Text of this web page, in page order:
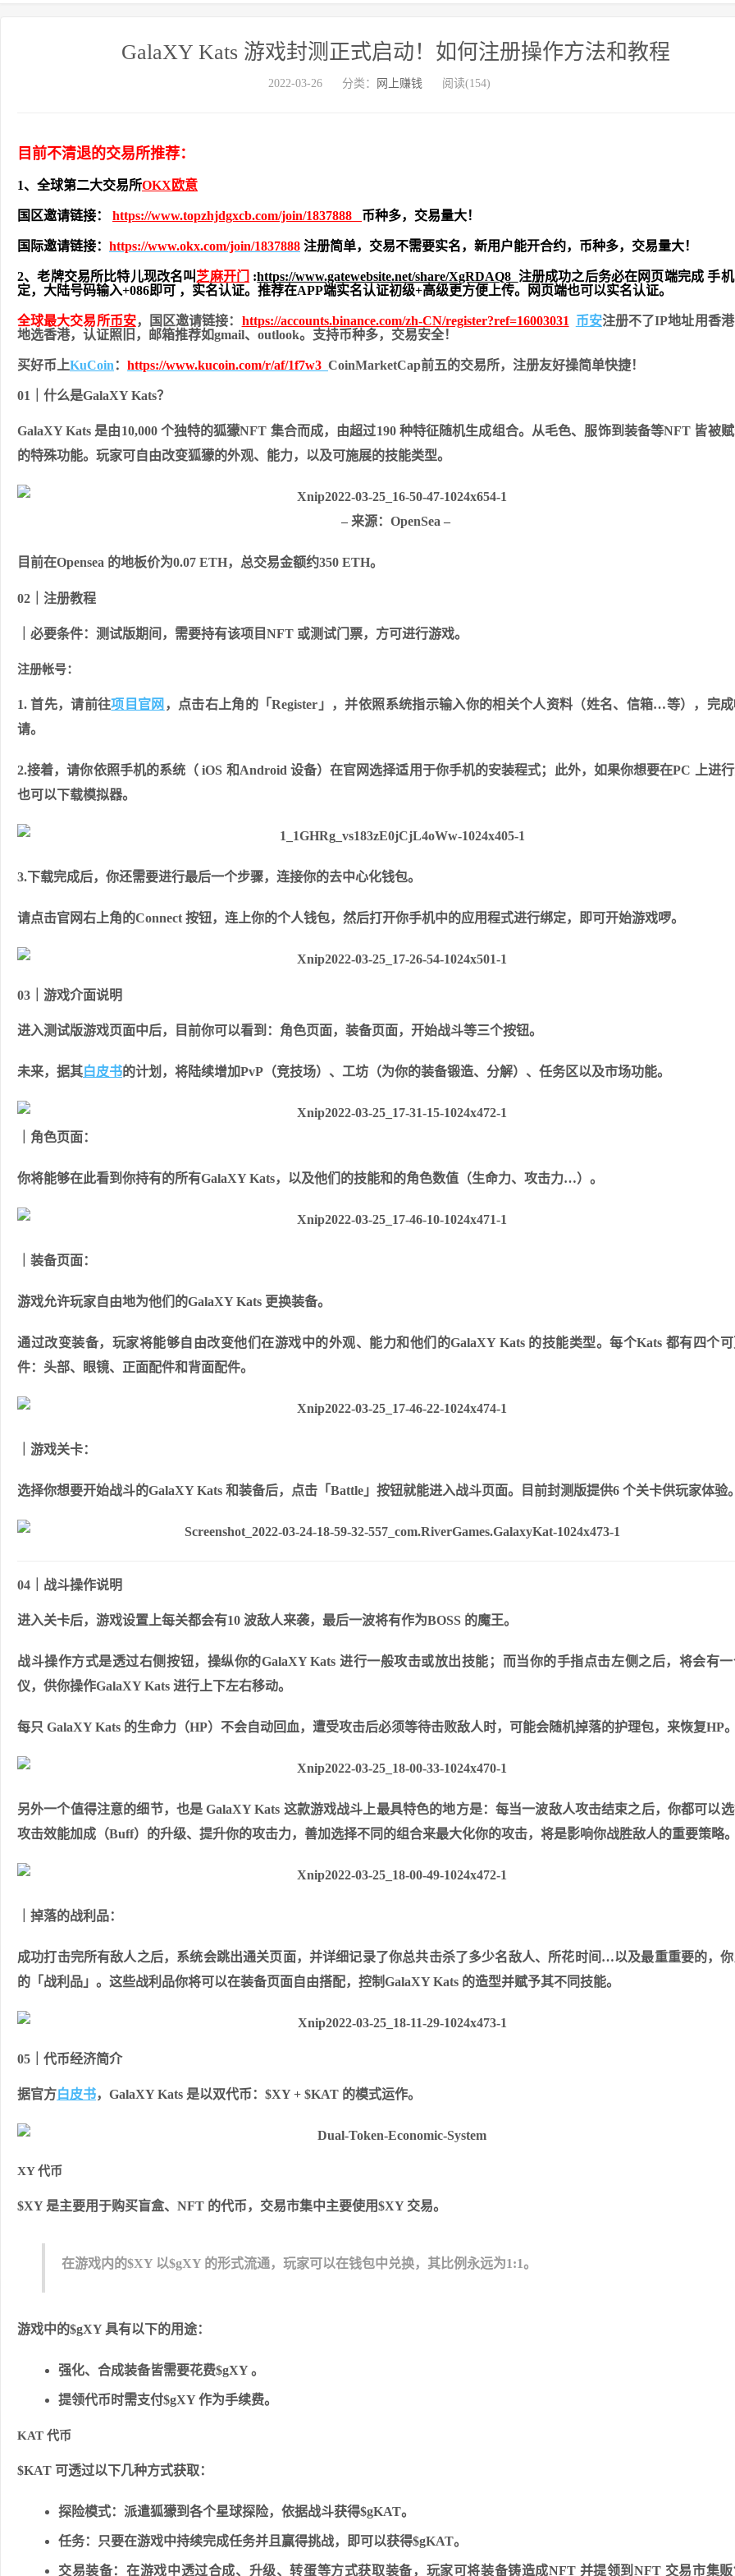
GalaXY Kats 游戏封测正式启动！如何注册操作方法和教程
2022-03-26 分类： 网上赚钱 阅读(154)
目前不清退的交易所推荐：
1、全球第二大交易所OKX欧意
国区邀请链接： https://www.topzhjdgxcb.com/join/1837888 币种多，交易量大！
国际邀请链接： https://www.okx.com/join/1837888 注册简单，交易不需要实名，新用户能开合约， 币种多，交易量大！
2、老牌交易所比特儿现改名叫 芝麻开门 :https://www.gatewebsite.net/share/XgRDAQ8 注册成功之后务必在网页端完成 手
定，大陆号码输入+086即可 ，实名认证。推荐在APP端实名认证初级+高级更方便上传。网页端也可以实名认证。
全球最大交易所币安，国区邀请链接： https://accounts.binance.com/zh-CN/register?ref=16003031 币安注册不了IP地址用香
地选香港，认证照旧， 邮箱推荐如gmail、outlook。支持币种多，交易安全！
买好币上KuCoin ： https://www.kucoin.com/r/af/1f7w3 CoinMarketCap前五的交易所，注册友好操简单快捷！
01｜什么是GalaXY Kats？
GalaXY Kats 是由10,000 个独特的狐獴NFT 集合而成，由超过190 种特征随机生成组合。 从毛色、服饰到装备等NFT 皆被
的特殊功能。 玩家可自由改变狐獴的外观、能力，以及可施展的技能类型。
– 来源：OpenSea –
目前在Opensea 的地板价为0.07 ETH，总交易金额约350 ETH。
02｜注册教程
｜必要条件：测试版期间，需要持有该项目NFT 或测试门票，方可进行游戏。
注册帐号：
1. 首先，请前往项目官网 ，点击右上角的「Register」，并依照系统指示输入你的相关个人资料（姓名、信箱…等），完
请。
2.接着，请你依照手机的系统（ iOS 和Android 设备）在官网选择适用于你手机的安装程式；此外，如果你想要在PC 上进
也可以下载模拟器。
3.下载完成后，你还需要进行最后一个步骤，连接你的去中心化钱包。
请点击官网右上角的Connect 按钮，连上你的个人钱包，然后打开你手机中的应用程式进行绑定，即可开始游戏啰。
03｜游戏介面说明
进入测试版游戏页面中后，目前你可以看到：角色页面，装备页面，开始战斗等三个按钮。
未来，据其白皮书的计划，将陆续增加PvP（竞技场）、工坊（为你的装备锻造、分解）、任务区以及市场功能。
｜角色页面：
你将能够在此看到你持有的所有GalaXY Kats，以及他们的技能和的角色数值（生命力、攻击力…）。
｜装备页面：
游戏允许玩家自由地为他们的GalaXY Kats 更换装备。
通过改变装备，玩家将能够自由改变他们在游戏中的外观、能力和他们的GalaXY Kats 的技能类型。 每个Kats 都有四个
件：头部、眼镜、正面配件和背面配件。
｜游戏关卡：
选择你想要开始战斗的GalaXY Kats 和装备后，点击「Battle」按钮就能进入战斗页面。 目前封测版提供6 个关卡供玩家体验
04｜战斗操作说明
进入关卡后，游戏设置上每关都会有10 波敌人来袭，最后一波将有作为BOSS 的魔王。
战斗操作方式是透过右侧按钮，操纵你的GalaXY Kats 进行一般攻击或放出技能；而当你的手指点击左侧之后，将会有
仪，供你操作GalaXY Kats 进行上下左右移动。
每只 GalaXY Kats 的生命力（HP）不会自动回血，遭受攻击后必须等待击败敌人时，可能会随机掉落的护理包，来恢复HP
另外一个值得注意的细节，也是 GalaXY Kats 这款游戏战斗上最具特色的地方是：每当一波敌人攻击结束之后，你都可以
攻击效能加成（Buff）的升级、提升你的攻击力，善加选择不同的组合来最大化你的攻击，将是影响你战胜敌人的重要策略
｜掉落的战利品：
成功打击完所有敌人之后，系统会跳出通关页面，并详细记录了你总共击杀了多少名敌人、所花时间…以及最重重要的，
的「战利品」。 这些战利品你将可以在装备页面自由搭配，控制GalaXY Kats 的造型并赋予其不同技能。
05｜代币经济简介
据官方白皮书，GalaXY Kats 是以双代币：$XY + $KAT 的模式运作。
XY 代币
$XY 是主要用于购买盲盒、NFT 的代币，交易市集中主要使用$XY 交易。
在游戏内的$XY 以$gXY 的形式流通，玩家可以在钱包中兑换，其比例永远为1:1。
游戏中的$gXY 具有以下的用途：
强化、合成装备皆需要花费$gXY 。
提领代币时需支付$gXY 作为手续费。
KAT 代币
$KAT 可透过以下几种方式获取：
探险模式：派遣狐獴到各个星球探险，依据战斗获得$gKAT。
任务：只要在游戏中持续完成任务并且赢得挑战，即可以获得$gKAT。
交易装备：在游戏中透过合成、升级、转蛋等方式获取装备，玩家可将装备铸造成NFT 并提领到NFT 交易市集